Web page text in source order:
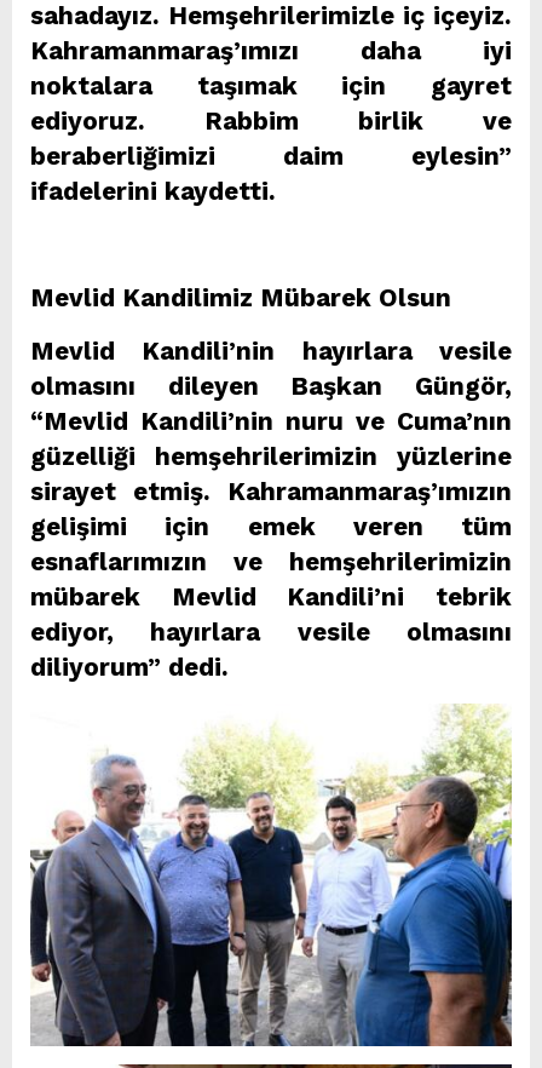
sahadayız. Hemşehrilerimizle iç içeyiz.
Kahramanmaraş’ımızı daha iyi
noktalara taşımak için gayret
ediyoruz. Rabbim birlik ve
beraberliğimizi daim eylesin”
ifadelerini kaydetti.
Mevlid Kandilimiz Mübarek Olsun
Mevlid Kandili’nin hayırlara vesile
olmasını dileyen Başkan Güngör,
“Mevlid Kandili’nin nuru ve Cuma’nın
güzelliği hemşehrilerimizin yüzlerine
sirayet etmiş. Kahramanmaraş’ımızın
gelişimi için emek veren tüm
esnaflarımızın ve hemşehrilerimizin
mübarek Mevlid Kandili’ni tebrik
ediyor, hayırlara vesile olmasını
diliyorum” dedi.